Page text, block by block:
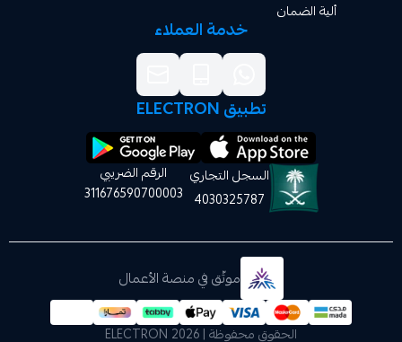
خدمة العملاء
السجل التجاري
4030325787
الرقم الضريبي
311676590700003
موثّق في منصة الأعمال
الحقوق محفوظة | 2026 ELECTRON